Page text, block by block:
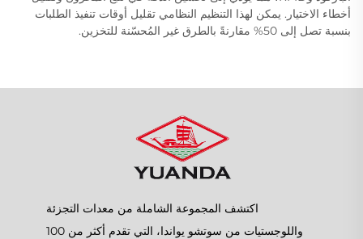
أخطاء الاختيار. يمكن لهذا التنظيم النظامي تقليل أوقات تنفيذ الطلبات
بنسبة تصل إلى 50% مقارنةً بالطرق غير المُحسّنة للتخزين.
اكتشف المجموعة الشاملة من معدات التجزئة
واللوجستيات من سوتشو يواندا، التي تقدم أكثر من 100